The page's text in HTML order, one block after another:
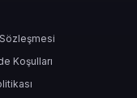
Sözleşmesi
Koşulları